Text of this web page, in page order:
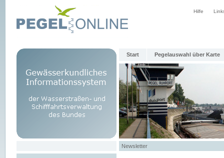
Hilfe
Start Pegelauswahl über Karte
Newsletter